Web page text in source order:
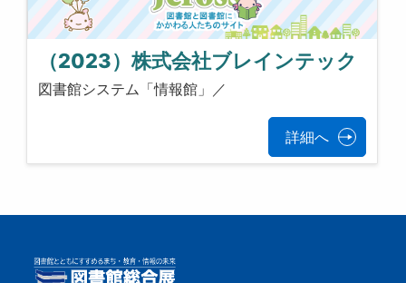
（2023）株式会社ブレインテック
図書館システム「情報館」／
詳細へ